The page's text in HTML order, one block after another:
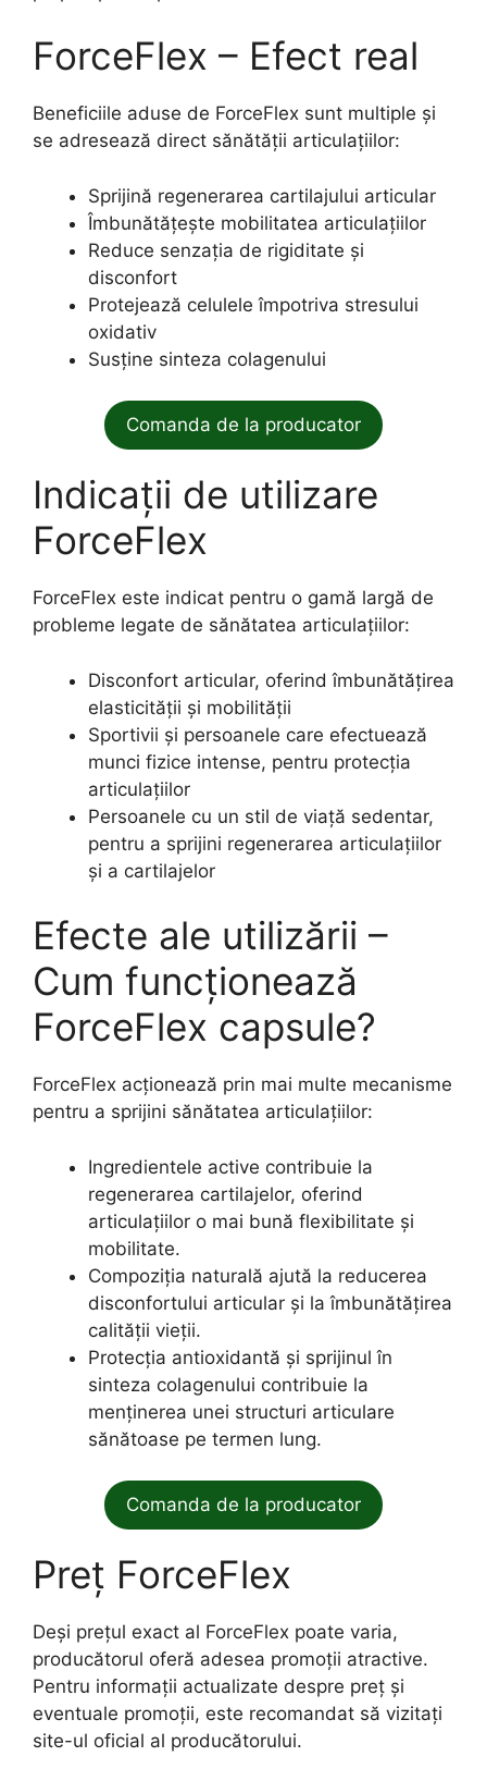
ForceFlex – Efect real
Beneficiile aduse de ForceFlex sunt multiple și
se adresează direct sănătății articulațiilor:
Sprijină regenerarea cartilajului articular
Îmbunătățește mobilitatea articulațiilor
Reduce senzația de rigiditate și
disconfort
Protejează celulele împotriva stresului
oxidativ
Susține sinteza colagenului
Comanda de la producator
Indicații de utilizare
ForceFlex
ForceFlex este indicat pentru o gamă largă de
probleme legate de sănătatea articulațiilor:
Disconfort articular, oferind îmbunătățirea
elasticității și mobilității
Sportivii și persoanele care efectuează
munci fizice intense, pentru protecția
articulațiilor
Persoanele cu un stil de viață sedentar,
pentru a sprijini regenerarea articulațiilor
și a cartilajelor
Efecte ale utilizării –
Cum funcționează
ForceFlex capsule?
ForceFlex acționează prin mai multe mecanisme
pentru a sprijini sănătatea articulațiilor:
Ingredientele active contribuie la
regenerarea cartilajelor, oferind
articulațiilor o mai bună flexibilitate și
mobilitate.
Compoziția naturală ajută la reducerea
disconfortului articular și la îmbunătățirea
calității vieții.
Protecția antioxidantă și sprijinul în
sinteza colagenului contribuie la
menținerea unei structuri articulare
sănătoase pe termen lung.
Comanda de la producator
Preț ForceFlex
Deși prețul exact al ForceFlex poate varia,
producătorul oferă adesea promoții atractive.
Pentru informații actualizate despre preț și
eventuale promoții, este recomandat să vizitați
site-ul oficial al producătorului.